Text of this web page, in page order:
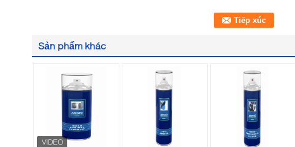
Sản phẩm khác